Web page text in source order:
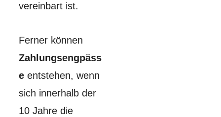
vereinbart ist.
Ferner können
Zahlungsengpäss
e entstehen, wenn
sich innerhalb der
10 Jahre die